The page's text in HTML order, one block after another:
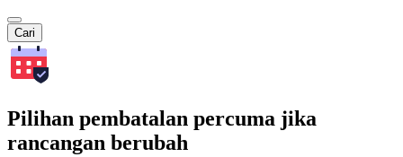
Cari
Pilihan pembatalan percuma jika
rancangan berubah